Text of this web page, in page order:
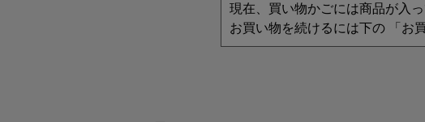
現在、買い物かごには商品が入っ
お買い物を続けるには下の 「お